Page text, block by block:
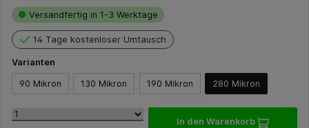
Versandfertig in 1-3 Werktage
14 Tage kostenloser Umtausch
Varianten
90 Mikron 130 Mikron 190 Mikron 280 Mikron
In den Warenkorb